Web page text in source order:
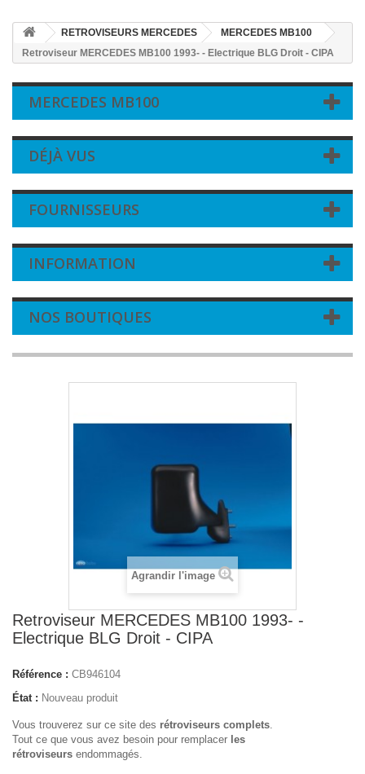
RETROVISEURS MERCEDES
MERCEDES MB100
Retroviseur MERCEDES MB100 1993- - Electrique BLG Droit - CIPA
MERCEDES MB100
DÉJÀ VUS
FOURNISSEURS
INFORMATION
NOS BOUTIQUES
Agrandir l'image
Retroviseur MERCEDES MB100 1993- -
Electrique BLG Droit - CIPA
Référence : CB946104
État : Nouveau produit
Vous trouverez sur ce site des rétroviseurs complets.
Tout ce que vous avez besoin pour remplacer les
rétroviseurs endommagés.